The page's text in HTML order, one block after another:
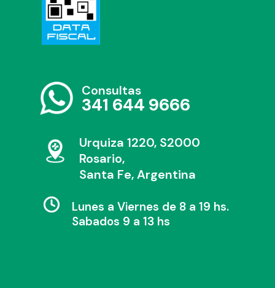
Consultas
341 644 9666
Urquiza 1220, S2000
Rosario,
Santa Fe, Argentina
Lunes a Viernes de 8 a 19 hs.
Sabados 9 a 13 hs